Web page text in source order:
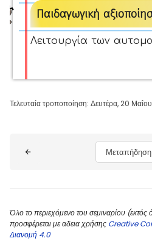
Παιδαγωγική
Λειτουργία των
Τελευταία τροποποίηση: Δευτέρα, 20
Μεταπήδηση
Όλο το περιεχόμενο του σεμιναρίου
προσφέρεται με αδεια χρήσης Creative
Διανομή 4.0